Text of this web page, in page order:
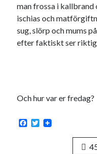
man frossa i
ischias och
sug, slörp och mums
efter faktiskt ser
Och hur var er fredag?
F
T